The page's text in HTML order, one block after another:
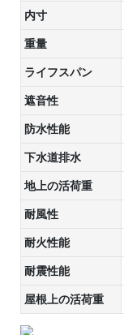
内寸
重量
ライフスパン
遮音性
防水性能
下水道排水
地上の活荷重
耐風性
耐火性能
耐震性能
屋根上の活荷重